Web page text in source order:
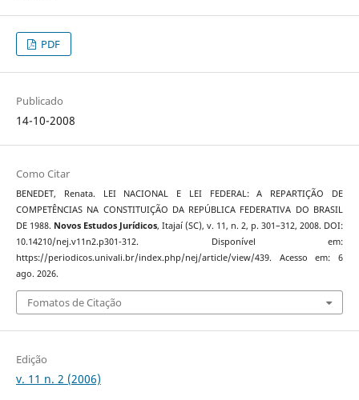
PDF
Publicado
14-10-2008
Como Citar
BENEDET, Renata. LEI NACIONAL E LEI FEDERAL: A REPARTIÇÃO DE
COMPETÊNCIAS NA CONSTITUIÇÃO DA REPÚBLICA FEDERATIVA DO BRASIL
DE 1988. Novos Estudos Jurí­dicos, Itajaí­ (SC), v. 11, n. 2, p. 301–312, 2008. DOI:
10.14210/nej.v11n2.p301-312. Disponível em:
https://periodicos.univali.br/index.php/nej/article/view/439. Acesso em: 6
ago. 2026.
Fomatos de Citação
Edição
v. 11 n. 2 (2006)